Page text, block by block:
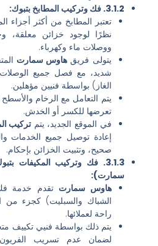
المطابخ من أكثر أجزاء المنزل تعقيدًا
لوجود خزائن معلقة، وحدات
ماء وكهرباء.
فريق
هاوس سمارتالمتخصصفك
مع فصل جميع الوصلات بشكل آمن
بواسطة فنيين مؤهلين.
التعامل مع الرخام والأسطح الزجاجية
للكسر أو الخدش.
الموقع الجديد، يتمتركيب المطابخ بتبوك
توصيل جميع الخدمات والتأكد من
وتثبيت الخزائن بإحكام.
3.1.3. فك وتركيب المكيفات بتبوك (خدمة
سمارتتقدم خدمة فك وتركيب
والسبليت) كجزء من الحزمة
ذلك بواسطة فنيي تكييف متخصصين تابعين
عدم تسريب الفريون أو تلف